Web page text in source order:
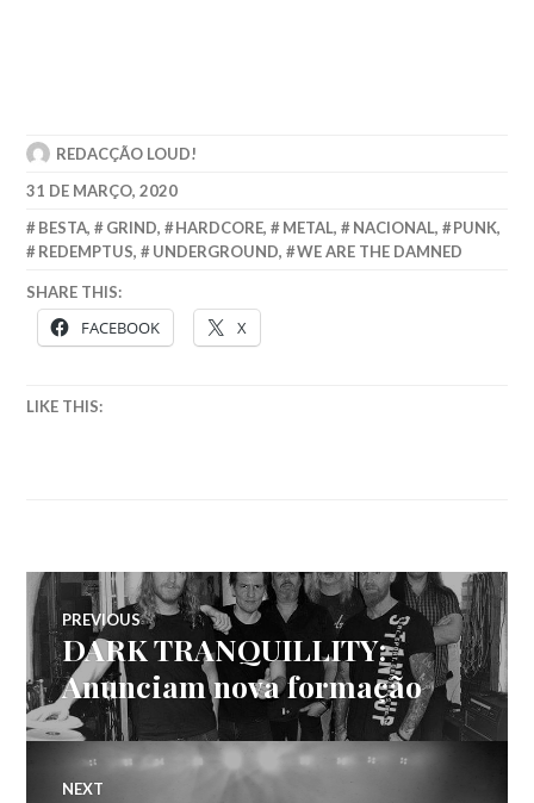
REDACÇÃO LOUD!
31 DE MARÇO, 2020
BESTA, GRIND, HARDCORE, METAL, NACIONAL, PUNK,
REDEMPTUS, UNDERGROUND, WE ARE THE DAMNED
SHARE THIS:
FACEBOOK X
LIKE THIS:
Navegação
de
artigos
PREVIOUS
Previous
post:
DARK TRANQUILLITY:
Anunciam nova formação
NEXT